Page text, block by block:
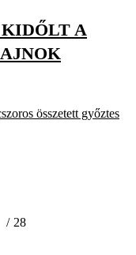
A
összetett győztes
/ 28